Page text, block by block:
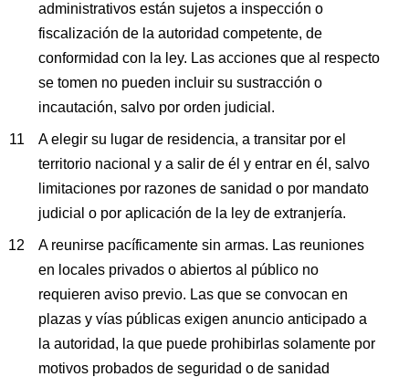
administrativos están sujetos a inspección o
fiscalización de la autoridad competente, de
conformidad con la ley. Las acciones que al respecto
se tomen no pueden incluir su sustracción o
incautación, salvo por orden judicial.
A elegir su lugar de residencia, a transitar por el
territorio nacional y a salir de él y entrar en él, salvo
limitaciones por razones de sanidad o por mandato
judicial o por aplicación de la ley de extranjería.
A reunirse pacíficamente sin armas. Las reuniones
en locales privados o abiertos al público no
requieren aviso previo. Las que se convocan en
plazas y vías públicas exigen anuncio anticipado a
la autoridad, la que puede prohibirlas solamente por
motivos probados de seguridad o de sanidad